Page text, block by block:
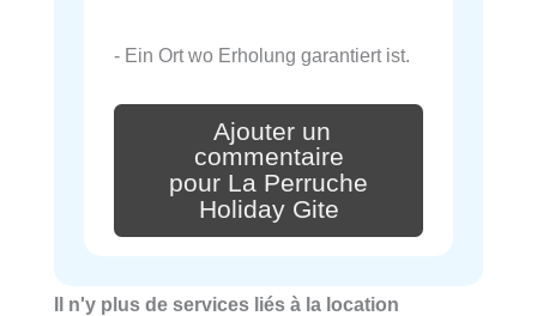
- Ein Ort wo Erholung garantiert ist.
Ajouter un
commentaire
pour La Perruche
Holiday Gite
Il n'y plus de services liés à la location